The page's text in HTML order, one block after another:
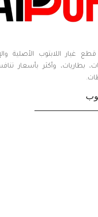
غيار اللابتوب الأصلية
بطاريات، وأكثر بأسعار